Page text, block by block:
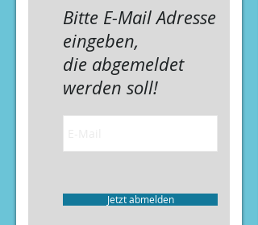
Bitte E-Mail Adresse
eingeben,
die abgemeldet
werden soll!
Jetzt abmelden